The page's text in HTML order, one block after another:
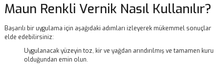
Maun Renkli Vernik Nasıl Kullanılır?
Başarılı bir uygulama için aşağıdaki adımları izleyerek mükemmel sonuçlar
elde edebilirsiniz:
Uygulanacak yüzeyin toz, kir ve yağdan arındırılmış ve tamamen kuru
olduğundan emin olun.